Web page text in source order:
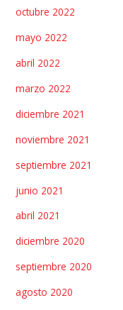
octubre 2022
mayo 2022
abril 2022
marzo 2022
diciembre 2021
noviembre 2021
septiembre 2021
junio 2021
abril 2021
diciembre 2020
septiembre 2020
agosto 2020